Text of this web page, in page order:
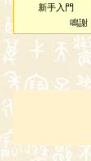
新手入門
鳴謝